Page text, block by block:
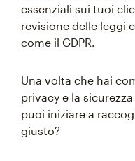
essenziali sui tuoi
revisione delle leggi
come il GDPR.
Una volta che hai
privacy e la
puoi iniziare a
giusto?